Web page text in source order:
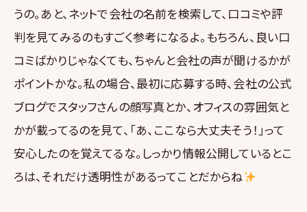
うの。あと、ネットで会社の名前を検索して、口コミや評
判を見てみるのもすごく参考になるよ。もちろん、良い口
コミばかりじゃなくても、ちゃんと会社の声が聞けるかが
ポイントかな。私の場合、最初に応募する時、会社の公式
ブログでスタッフさんの顔写真とか、オフィスの雰囲気と
かが載ってるのを見て、「あ、ここなら大丈夫そう！」って
安心したのを覚えてるな。しっかり情報公開しているとこ
ろは、それだけ透明性があるってことだからね